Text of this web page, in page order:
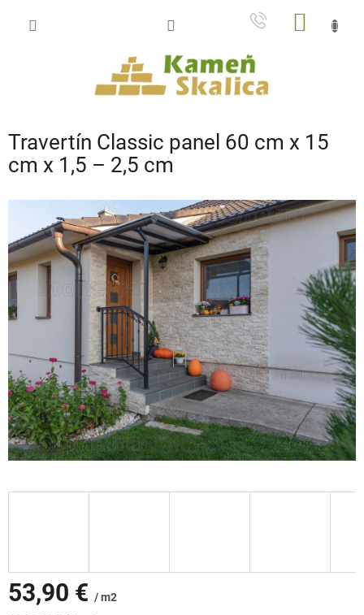
Travertín Classic panel 60 cm x 15
cm x 1,5 – 2,5 cm
53,90 € / m2